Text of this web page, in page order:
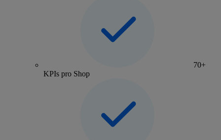
70+
KPIs pro Shop